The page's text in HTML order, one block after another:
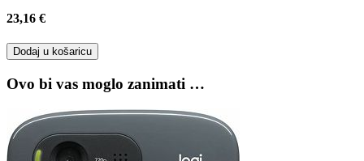
23,16 €
Dodaj u košaricu
Ovo bi vas moglo zanimati …